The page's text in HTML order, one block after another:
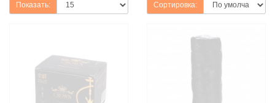
Сортировка:
Показать: